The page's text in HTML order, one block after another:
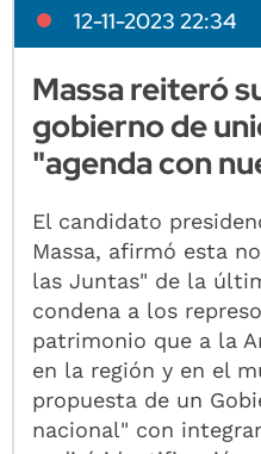
12-11-2023 22:34
Massa reiteró
gobierno de
"agenda con
El candidato
Massa, afirmó esta
las Juntas" de la
condena a los
patrimonio que a la
en la región y en el
propuesta de un
nacional" con